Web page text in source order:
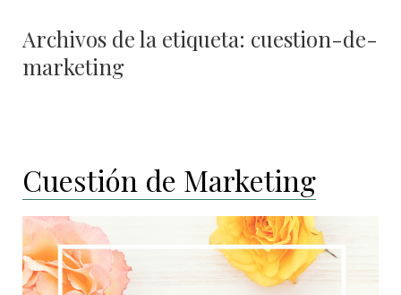
Archivos de la etiqueta: cuestion-de-
marketing
Cuestión de Marketing